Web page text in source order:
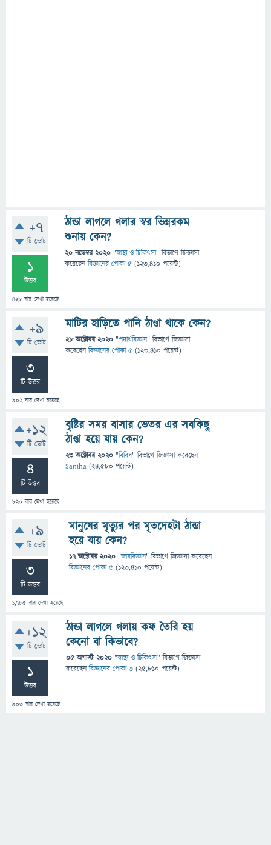
+7
টি ভোট
1
উত্তর
428 বার দেখা হয়েছে
ঠান্ডা লাগলে গলার স্বর ভিন্নরকম
শুনায় কেন?
20 নভেম্বর 2020 "স্বাস্থ্য ও চিকিৎসা" বিভাগে জিজ্ঞাসা
করেছেনবিজ্ঞানের পোকা ৫ (123,410 পয়েন্ট)
+9
টি ভোট
3
টি উত্তর
902বার দেখা হয়েছে
মাটির হাড়িতে পানি ঠাণ্ডা থাকে কেন?
28 অক্টোবর 2020 "পদার্থবিজ্ঞান" বিভাগে জিজ্ঞাসা
করেছেনবিজ্ঞানের পোকা ৫ (123,410 পয়েন্ট)
+12
টি ভোট
4
টি উত্তর
820 বার দেখা হয়েছে
বৃষ্টির সময় বাসার ভেতর এর সবকিছু
ঠাণ্ডা হয়ে যায় কেন?
23 অক্টোবর 2020 "বিবিধ" বিভাগে জিজ্ঞাসাকরেছেন
Saniha (24,580 পয়েন্ট)
+9
টি ভোট
3
টি উত্তর
1,785 বার দেখা হয়েছে
মানুষের মৃত্যুর পর মৃতদেহটা ঠান্ডা
হয়ে যায় কেন?
17 অক্টোবর 2020 "জীববিজ্ঞান" বিভাগে জিজ্ঞাসাকরেছেন
বিজ্ঞানের পোকা ৫ (123,410 পয়েন্ট)
+12
টি ভোট
1
উত্তর
903 বার দেখা হয়েছে
ঠান্ডা লাগলে গলায় কফ তৈরি হয়
কেনো বা কিভাবে?
05 অগাস্ট 2020 "স্বাস্থ্য ও চিকিৎসা" বিভাগে জিজ্ঞাসা
করেছেনবিজ্ঞানের পোকা ৩ (25,810 পয়েন্ট)